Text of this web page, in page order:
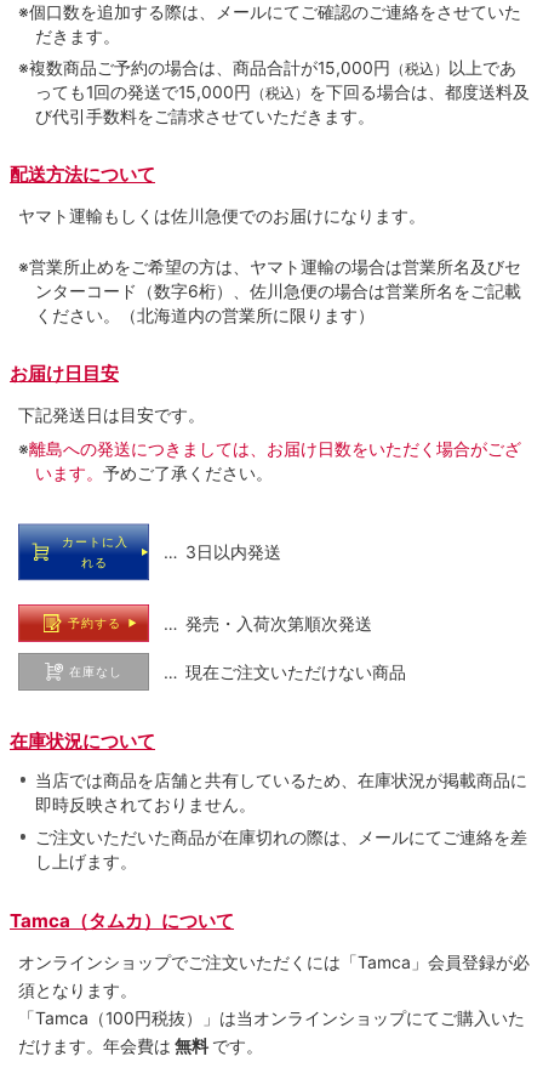
※個口数を追加する際は、メールにてご確認のご連絡をさせていた
だきます。
※複数商品ご予約の場合は、商品合計が15,000円 （税込） 以上であ
っても1回の発送で15,000円 （税込） を下回る場合は、都度送料及
び代引手数料をご請求させていただきます。
配送方法について
ヤマト運輸もしくは佐川急便でのお届けになります。
※営業所止めをご希望の方は、ヤマト運輸の場合は営業所名及びセ
ンターコード（数字6桁）、佐川急便の場合は営業所名をご記載
ください。（北海道内の営業所に限ります）
お届け日目安
下記発送日は目安です。
※離島への発送につきましては、お届け日数をいただく場合がござ
います。 予めご了承ください。
カートに入
れる
… 3日以内発送
予約する … 発売・入荷次第順次発送
在庫なし … 現在ご注文いただけない商品
在庫状況について
当店では商品を店舗と共有しているため、在庫状況が掲載商品に
即時反映されておりません。
ご注文いただいた商品が在庫切れの際は、メールにてご連絡を差
し上げます。
Tamca（タムカ）について
オンラインショップでご注⽂いただくには「Tamca」会員登録が必
須となります。
「Tamca （100円税抜）
」は当オンラインショップにてご購⼊いた
だけます。 年会費は 無料 です。